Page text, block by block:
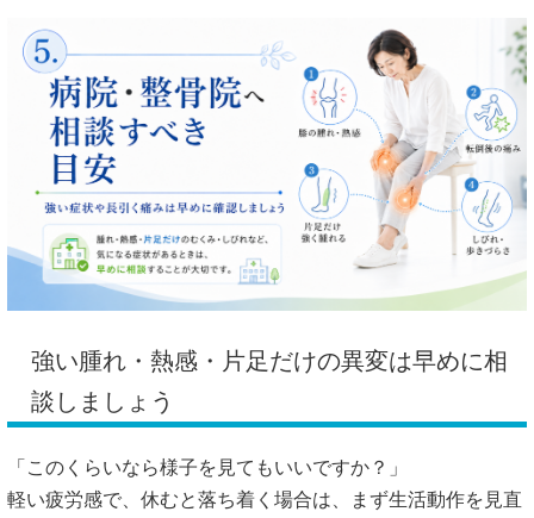
強い腫れ・熱感・片足だけの異変は早めに相
談しましょう
「このくらいなら様子を見てもいいですか？」
軽い疲労感で、休むと落ち着く場合は、まず生活動作を見直